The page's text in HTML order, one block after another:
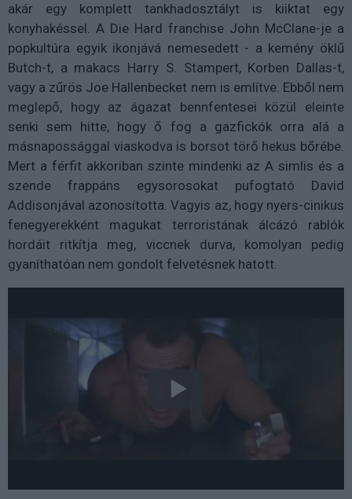
akár egy komplett tankhadosztályt is kiiktat egy
konyhakéssel. A Die Hard franchise John McClane-je a
popkultúra egyik ikonjává nemesedett - a kemény öklű
Butch-t, a makacs Harry S. Stampert, Korben Dallas-t,
vagy a zűrös Joe Hallenbecket nem is említve. Ebből nem
meglepő, hogy az ágazat bennfentesei közül eleinte
senki sem hitte, hogy ő fog a gazfickók orra alá a
másnapossággal viaskodva is borsot törő hekus bőrébe.
Mert a férfit akkoriban szinte mindenki az A simlis és a
szende frappáns egysorosokat pufogtató David
Addisonjával azonosította. Vagyis az, hogy nyers-cinikus
fenegyerekként magukat terroristának álcázó rablók
hordáit ritkítja meg, viccnek durva, komolyan pedig
gyaníthatóan nem gondolt felvetésnek hatott.